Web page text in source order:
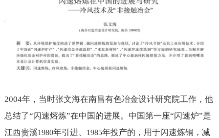
2004年，当时张文海在南昌有色冶金设计研究院工作，他
总结了“闪速熔炼”在中国的进展。中国第一座“闪速炉”是
江西贵溪1980年引进、 1985年投产的，用于闪速炼铜，减